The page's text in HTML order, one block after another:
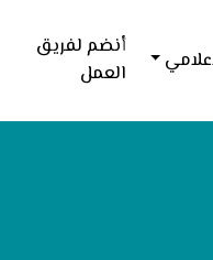
أنضم لفريق
العمل